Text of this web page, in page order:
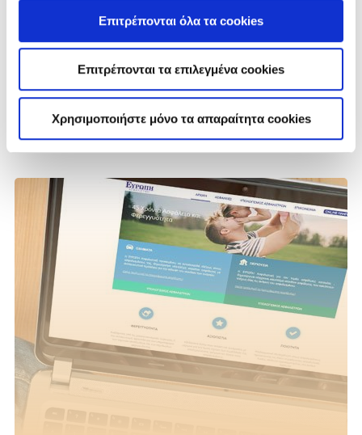
Επιτρέπονται όλα τα cookies
Επιτρέπονται τα επιλεγμένα cookies
Χρησιμοποιήστε μόνο τα απαραίτητα cookies